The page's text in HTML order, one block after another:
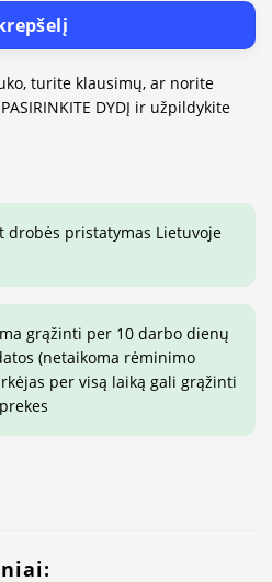
turite klausimų, ar norite
DYDĮ ir užpildykite
drobės pristatymas Lietuvoje
grąžinti per 10 darbo dienų
(netaikoma rėminimo
per visą laiką gali grąžinti